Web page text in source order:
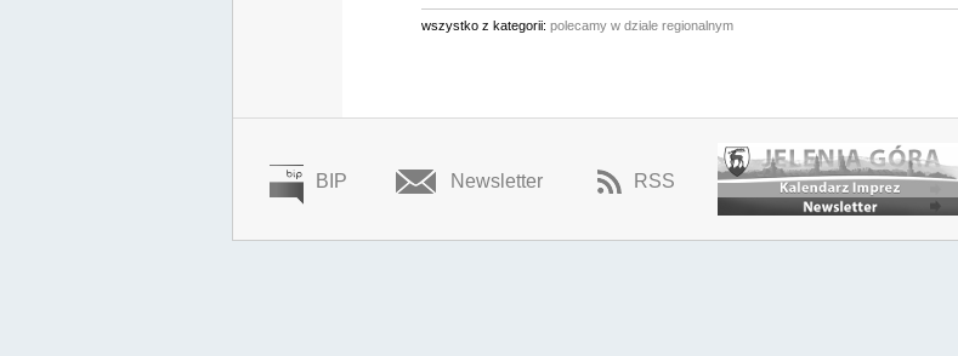
wszystko z kategorii: polecamy w dziale regionalnym
BIP Newsletter RSS